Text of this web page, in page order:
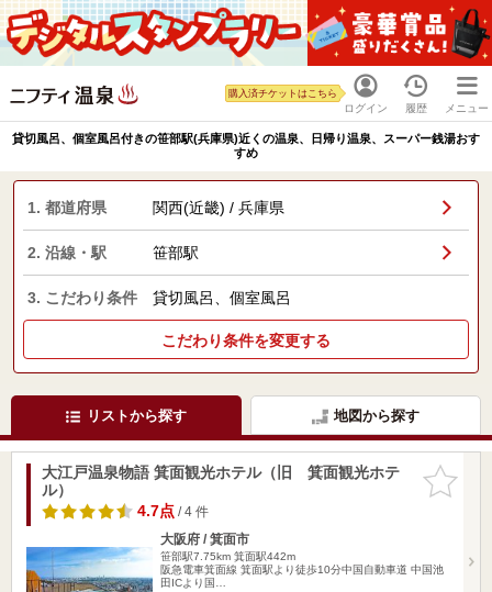
ログイン
購入済チケットはこちら
履歴 メニュー
貸切風呂、個室風呂付きの笹部駅(兵庫県)近くの温泉、日帰り温泉、スーパー銭湯おす
すめ
1. 都道府県 関西(近畿) / 兵庫県
2. 沿線・駅 笹部駅
3. こだわり条件 貸切風呂、個室風呂
こだわり条件を変更する
リストから探す 地図から探す
お気に入
りに追加
大江戸温泉物語 箕面観光ホテル（旧 箕面観光ホテ
ル）
4.7点/ 4 件
大阪府 / 箕面市
笹部駅7.75km 箕面駅442m
阪急電車箕面線 箕面駅より徒歩10分中国自動車道 中国池
田ICより国…